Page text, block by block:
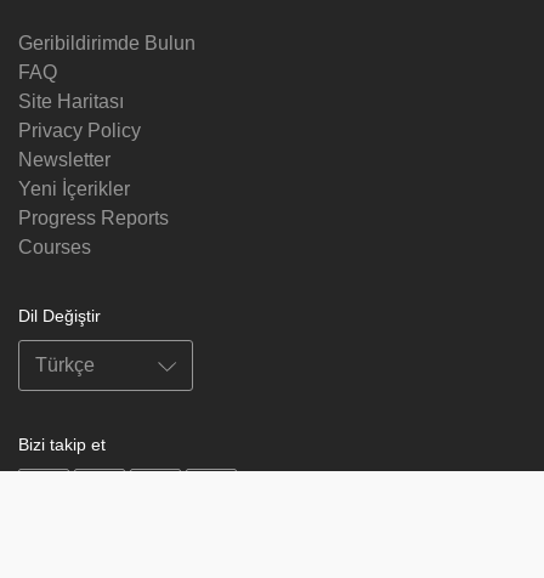
Geribildirimde Bulun
FAQ
Site Haritası
Privacy Policy
Newsletter
Yeni İçerikler
Progress Reports
Courses
Dil Değiştir
Bizi takip et
on
on
on
on